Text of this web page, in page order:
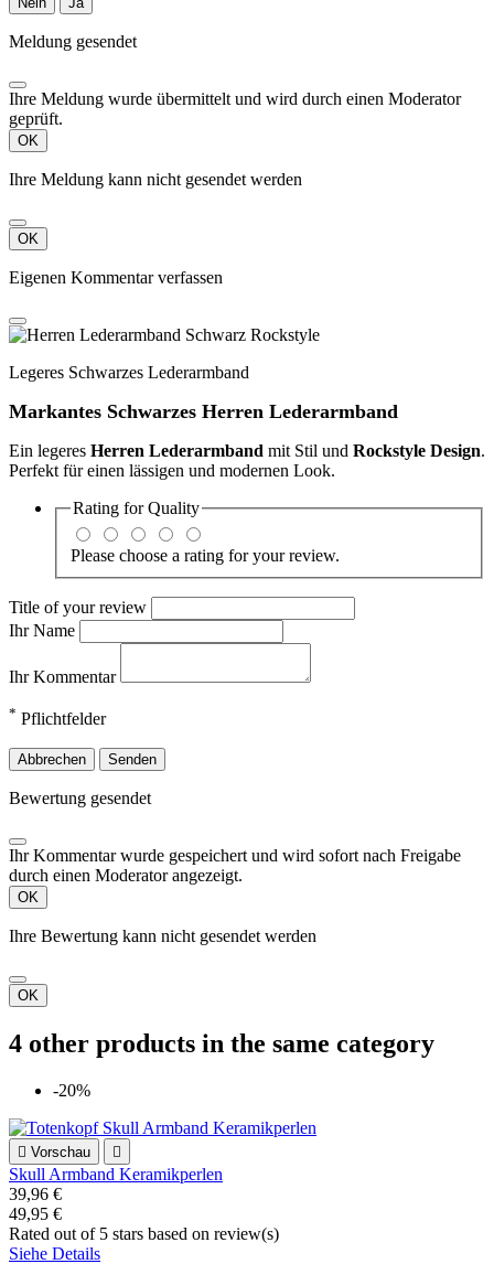
Meldung gesendet
Ihre Meldung wurde übermittelt und wird durch einen Moderator
geprüft.
OK
Ihre Meldung kann nicht gesendet werden
OK
Eigenen Kommentar verfassen
Legeres Schwarzes Lederarmband
Markantes Schwarzes Herren Lederarmband
Ein legeres Herren Lederarmband mit Stil und Rockstyle Design.
Perfekt für einen lässigen und modernen Look.
Rating forQuality
Please choose a rating for your review.
Title of your review
Ihr Name
Ihr Kommentar
* Pflichtfelder
Abbrechen Senden
Bewertung gesendet
Ihr Kommentar wurde gespeichert und wird sofort nach Freigabe
durch einen Moderator angezeigt.
OK
Ihre Bewertung kann nicht gesendet werden
OK
4 other products in the same category
-20%
 Vorschau 
Skull Armband Keramikperlen
39,96 €
49,95 €
Rated out of 5 stars based on review(s)
Siehe Details